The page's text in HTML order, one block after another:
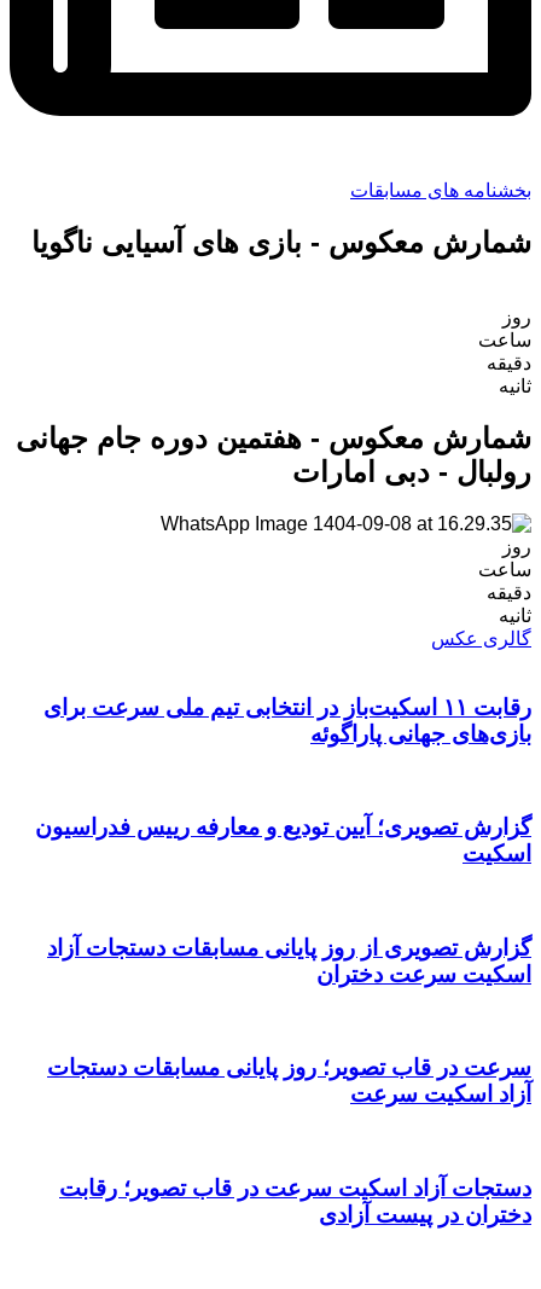
بخشنامه های مسابقات
شمارش معکوس - بازی های آسیایی ناگویا
روز
ساعت‌
دقیقه
ثانیه
شمارش معکوس - هفتمین دوره جام جهانی
رولبال - دبی امارات
روز
ساعت‌
دقیقه
ثانیه
گالری عکس
رقابت ۱۱ اسکیت‌باز در انتخابی تیم ملی سرعت برای
بازی‌های جهانی پاراگوئه
گزارش تصویری؛ آیین تودیع و معارفه رییس فدراسیون
اسکیت
گزارش تصویری از روز پایانی مسابقات دستجات آزاد
اسکیت سرعت دختران
سرعت در قاب تصویر؛ روز پایانی مسابقات دستجات
آزاد اسکیت سرعت
دستجات آزاد اسکیت سرعت در قاب تصویر؛ رقابت
دختران در پیست آزادی